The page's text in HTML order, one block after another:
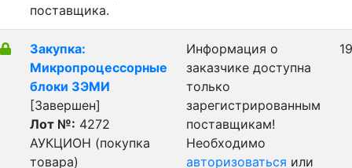
поставщика.
Закупка:
Микропроцессорные
блоки ЗЭМИ
[Завершен]
Лот №: 4272
АУКЦИОН (покупка
товара)
Информация о
заказчике доступна
только
зарегистрированным
поставщикам!
Необходимо
авторизоваться или